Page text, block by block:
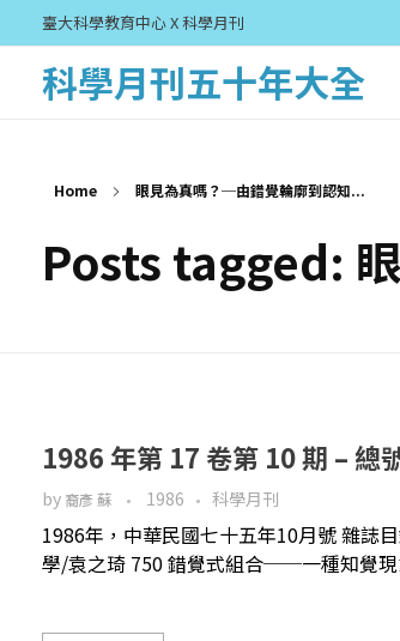
臺大科學教育中心 X 科學月刊
科學月刊五十年大全
Home 眼見為真嗎？─由錯覺輪廓到認知...
Posts tagged:
1986 年第 17 卷第 10 期 – 總
by 裔彥 蘇 1986 科學月刊
1986年，中華民國七十五年10月號 雜誌
學/袁之琦 750 錯覺式組合──一種知覺現